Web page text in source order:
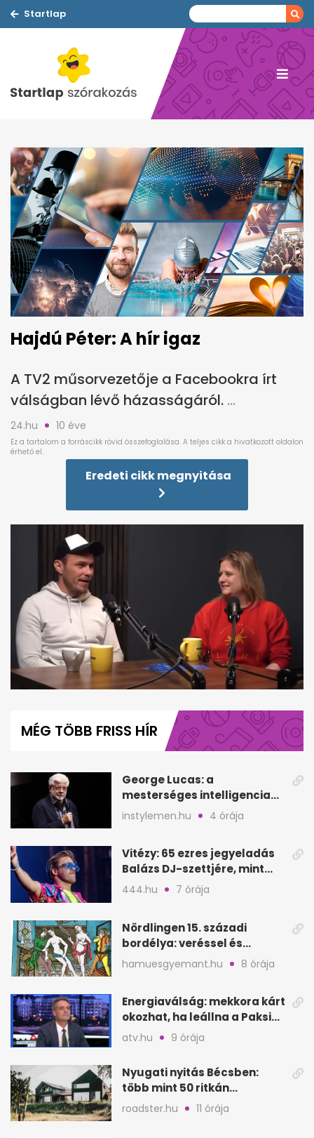
Startlap
Hajdú Péter: A hír igaz
A TV2 műsorvezetője a Facebookra írt
válságban lévő házasságáról.
24.hu 10 éve
Eredeti cikk megnyitása
minutes,
20MÉG TÖBB FRISS HÍR
George Lucas: a
mesterséges intelligencia
lehet Hollywood következő
lépése
instylemen.hu 4 órája
Vitézy: 65 ezres jegyeladás
Balázs DJ-szettjére, mint
Puskás teltház metró nélkül
444.hu 7 órája
Nördlingen 15. századi
bordélya: veréssel és
éheztetéssel tartották
fogva a nőket
hamuesgyemant.hu 8 órája
Energiaválság: mekkora kárt
okozhat, ha leállna a Paksi
Atomerőmű?
atv.hu 9 órája
Nyugati nyitás Bécsben:
több mint 50 ritkán
látogatható épület
roadster.hu 11 órája